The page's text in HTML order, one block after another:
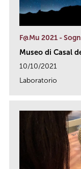
F@Mu 2021 -
Museo di Casal
10/10/2021
Laboratorio